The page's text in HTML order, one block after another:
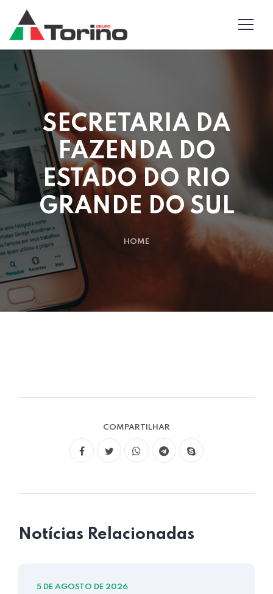
SECRETARIA DA
FAZENDA DO
ESTADO DO RIO
GRANDE DO SUL
HOME
COMPARTILHAR
Notícias Relacionadas
5 DE AGOSTO DE 2026